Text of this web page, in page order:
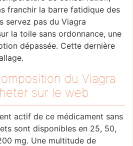
franchir la barre fatidique des
servez pas du Viagra
la toile sans ordonnance, une
dépassée. Cette dernière
du Viagra
sur le web
actif de ce médicament sans
sont disponibles en 25, 50,
mg. Une multitude de